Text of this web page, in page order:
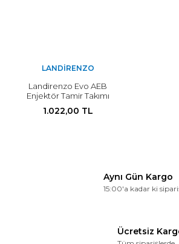
LANDIRENZO
Landirenzo Evo AEB
Enjektör Tamir Takımı
1.022,00 TL
Aynı Gün Kargo
15:00'a kadar ki
Ücretsiz